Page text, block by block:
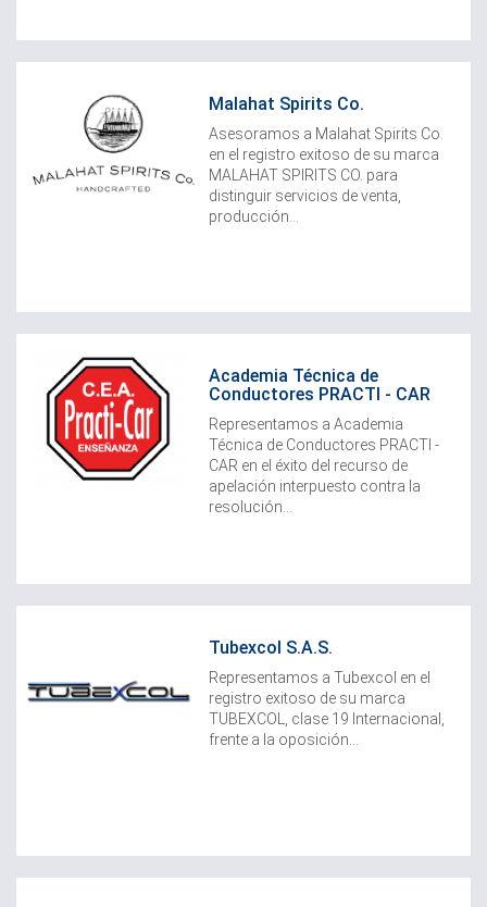
Malahat Spirits Co.
Asesoramos a Malahat Spirits Co.
en el registro exitoso de su marca
MALAHAT SPIRITS CO. para
distinguir servicios de venta,
producción...
Academia Técnica de
Conductores PRACTI - CAR
Representamos a Academia
Técnica de Conductores PRACTI -
CAR en el éxito del recurso de
apelación interpuesto contra la
resolución...
Tubexcol S.A.S.
Representamos a Tubexcol en el
registro exitoso de su marca
TUBEXCOL, clase 19 Internacional,
frente a la oposición...